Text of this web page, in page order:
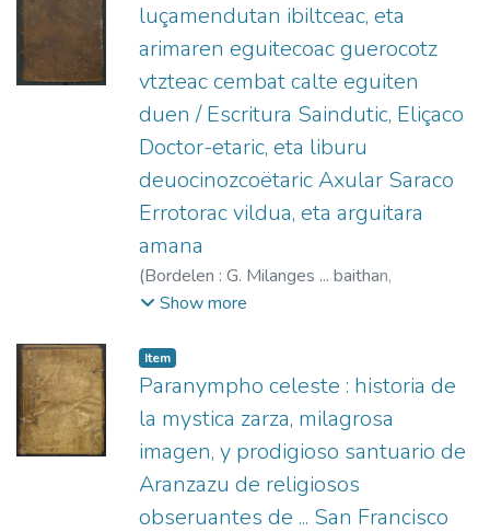
luçamendutan ibiltceac, eta
arimaren eguitecoac guerocotz
vtzteac cembat calte eguiten
duen / Escritura Saindutic, Eliçaco
Doctor-etaric, eta liburu
deuocinozcoëtaric Axular Saraco
Errotorac vildua, eta arguitara
amana
(Bordelen : G. Milanges ... baithan,
[1703/1723])
Show more
Item
Paranympho celeste : historia de
la mystica zarza, milagrosa
imagen, y prodigioso santuario de
Aranzazu de religiosos
obseruantes de ... San Francisco